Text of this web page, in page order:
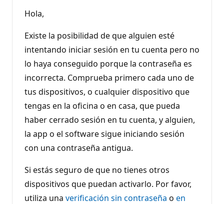
e
r
e
p
u
a
i
n
Hola,
Existe la posibilidad de que alguien esté
intentando iniciar sesión en tu cuenta pero no
lo haya conseguido porque la contraseña es
incorrecta. Comprueba primero cada uno de
tus dispositivos, o cualquier dispositivo que
tengas en la oficina o en casa, que pueda
haber cerrado sesión en tu cuenta, y alguien,
la app o el software sigue iniciando sesión
con una contraseña antigua.
Si estás seguro de que no tienes otros
dispositivos que puedan activarlo. Por favor,
utiliza una verificación sin contraseña o en